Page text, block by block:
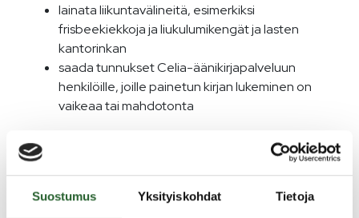
Suostumus Yksityiskohdat Tietoja
lainata liikuntavälineitä, esimerkiksi
frisbeekiekkoja ja liukulumikengät ja lasten
kantorinkan
saada tunnukset Celia-äänikirjapalveluun
henkilöille, joille painetun kirjan lukeminen on
vaikeaa tai mahdotonta
tablet-tietokoneitta Internetin selaamiseen tai
e-lehtien lukemiseen